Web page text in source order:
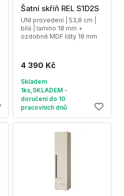
Šatní skříň REL S1D2S
UNI provedení | 53,8 cm |
bílá | lamino 18 mm +
ozdobné MDF lišty 18 mm
4 390 Kč
Skladem
1ks,SKLADEM -
doručení do 10
pracovních dnů